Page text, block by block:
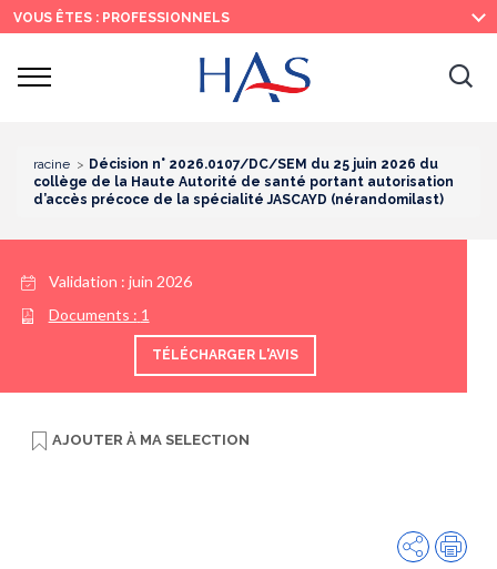
Recherche
Menu
principal
Contenu
principal
VOUS ÊTES : PROFESSIONNELS
Ouvrir
racine
Décision n° 2026.0107/DC/SEM du 25 juin 2026 du
collège de la Haute Autorité de santé portant autorisation
d’accès précoce de la spécialité JASCAYD (nérandomilast)
Validation : juin 2026
Documents : 1
TÉLÉCHARGER L'AVIS
AJOUTER À MA SELECTION
Partager